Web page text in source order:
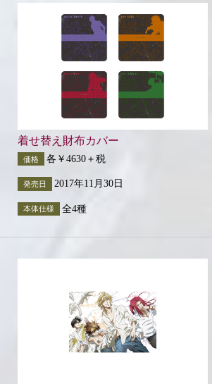
着せ替え財布カバー
価格 各￥4630＋税
発売日 2017年11月30日
本体仕様 全4種